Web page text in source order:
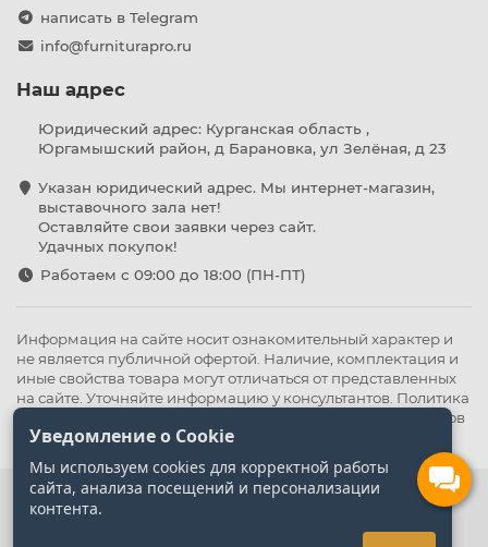
написать в Telegram
info@furniturapro.ru
Наш адрес
Юридический адрес: Курганская область ,
Юргамышский район, д Барановка, ул Зелёная, д 23
Указан юридический адрес. Мы интернет-магазин,
выставочного зала нет!
Оставляйте свои заявки через сайт.
Удачных покупок!
Работаем с 09:00 до 18:00 (ПН-ПТ)
Информация на сайте носит ознакомительный характер и
не является публичной офертой. Наличие, комплектация и
иные свойства товара могут отличаться от представленных
на сайте. Уточняйте информацию у консультантов. Политика
Политика обработки файлов
cookie
Уведомление о Cookie
Мы используем cookies для корректной работы
сайта, анализа посещений и персонализации
контента.